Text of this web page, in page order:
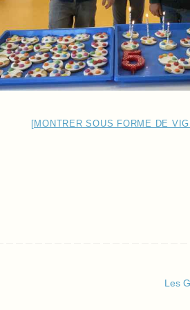
[MONTRER SOUS FORME DE
Les